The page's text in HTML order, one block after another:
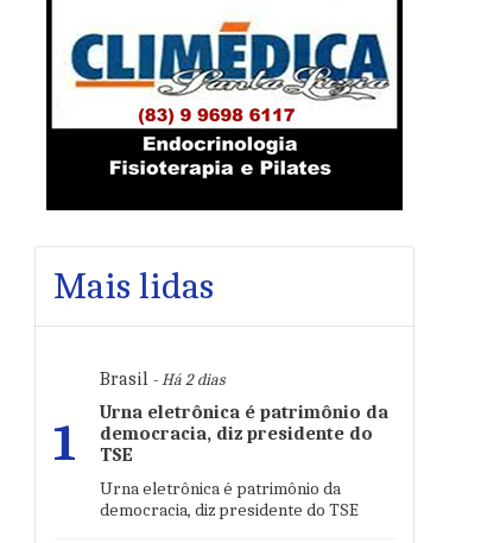
Mais lidas
1
Brasil - Há 2 dias
Urna eletrônica é patrimônio da
democracia, diz presidente do
TSE
Urna eletrônica é patrimônio da
democracia, diz presidente do TSE